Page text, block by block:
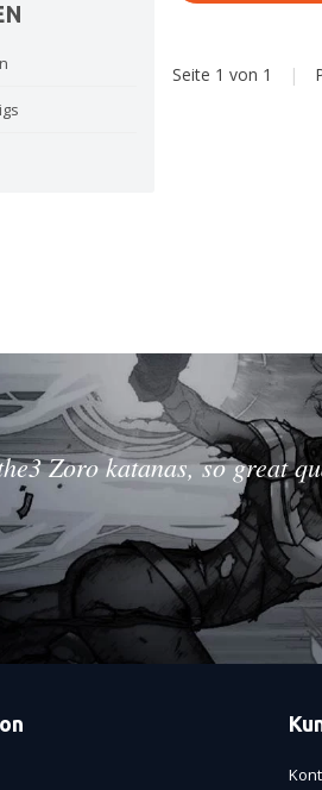
Seite 1 von 1 |
Zoro katanas, so great